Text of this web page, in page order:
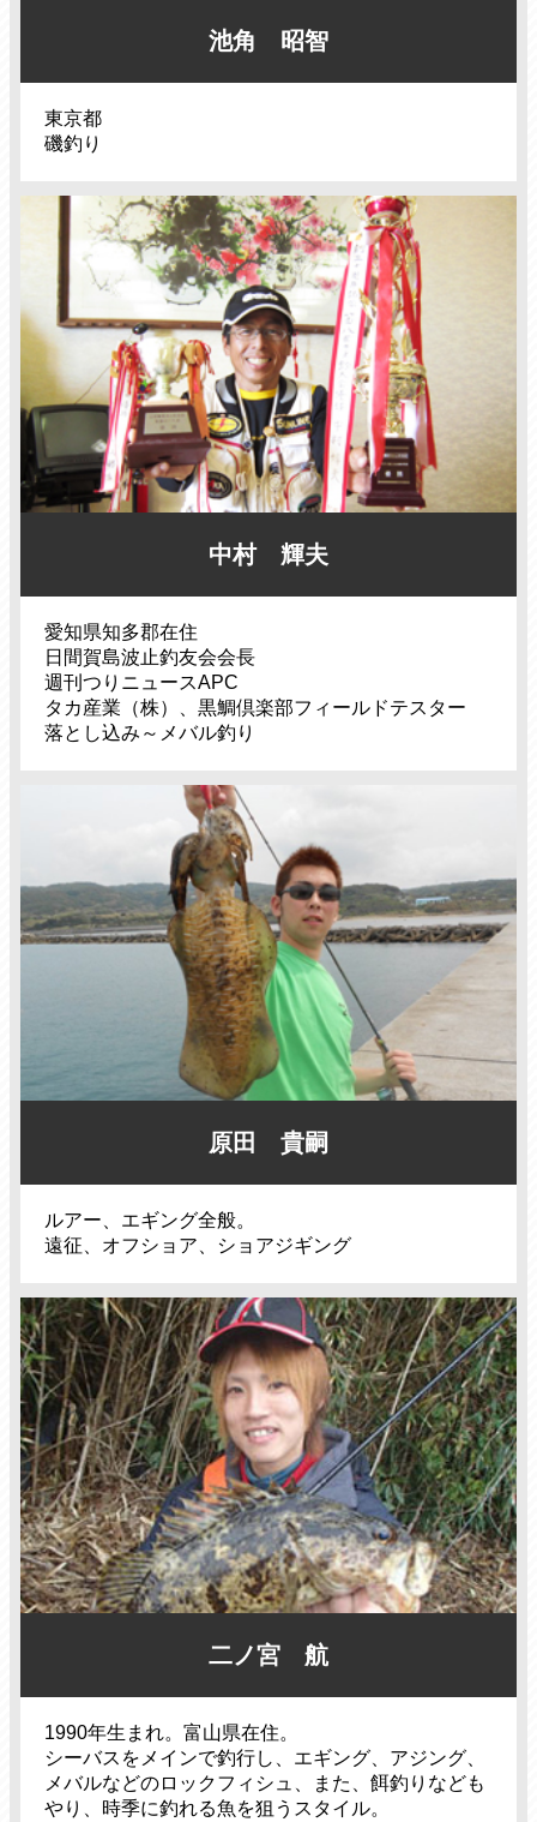
池角 昭智
東京都
磯釣り
中村 輝夫
愛知県知多郡在住
日間賀島波止釣友会会長
週刊つりニュースAPC
タカ産業（株）、黒鯛倶楽部フィールドテスター
落とし込み～メバル釣り
原田 貴嗣
ルアー、エギング全般。
遠征、オフショア、ショアジギング
二ノ宮 航
1990年生まれ。富山県在住。
シーバスをメインで釣行し、エギング、アジング、
メバルなどのロックフィシュ、また、餌釣りなども
やり、時季に釣れる魚を狙うスタイル。